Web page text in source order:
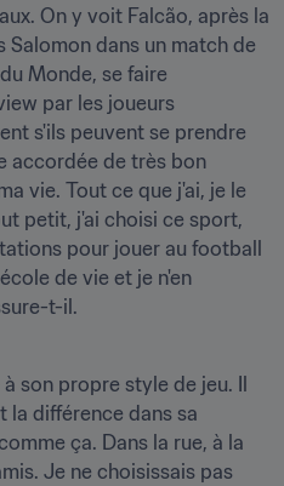
On y voit Falcão, après la
Salomon dans un match de
Monde, se faire
par les joueurs
s'ils peuvent se prendre
accordée de très bon
vie. Tout ce que j'ai, je le
petit, j'ai choisi ce sport,
pour jouer au football
de vie et je n'en
t-il.
son propre style de jeu. Il
la différence dans sa
ça. Dans la rue, à la
Je ne choisissais pas